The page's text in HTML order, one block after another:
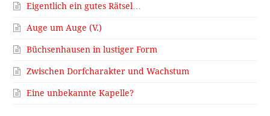
Eigentlich ein gutes Rätsel…
Auge um Auge (V.)
Büchsenhausen in lustiger Form
Zwischen Dorfcharakter und Wachstum
Eine unbekannte Kapelle?